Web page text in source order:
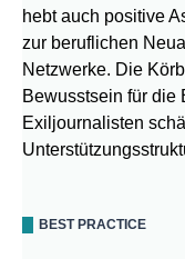
hebt auch positive
zur beruflichen
Netzwerke. Die
Bewusstsein für die
Exiljournalisten
BEST PRACTICE